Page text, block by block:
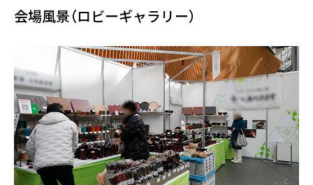
会場風景（ロビーギャラリー）